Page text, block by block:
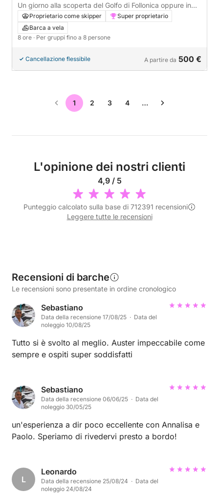
Un giorno alla scoperta del Golfo di Follonica oppure in
bagno all'Isola d'Elba : la vera Dolce Vita in barca a vela
Proprietario come skipper
Super proprietario
Barca a vela
8 ore · Per gruppi fino a 8 persone
Cancellazione flessibile A partire da 500 €
1 2 3 4 …
L'opinione dei nostri clienti
4,9 / 5
Punteggio calcolato sulla base di 712391 recensioni
Leggere tutte le recensioni
Recensioni di barche
Le recensioni sono presentate in ordine cronologico
Sebastiano
Data della recensione 17/08/25 · Data del
noleggio 10/08/25
Tutto si è svolto al meglio. Auster impeccabile come
sempre e ospiti super soddisfatti
Sebastiano
Data della recensione 06/06/25 · Data del
noleggio 30/05/25
un'esperienza a dir poco eccellente con Annalisa e
Paolo. Speriamo di rivedervi presto a bordo!
L
Leonardo
Data della recensione 25/08/24 · Data del
noleggio 24/08/24